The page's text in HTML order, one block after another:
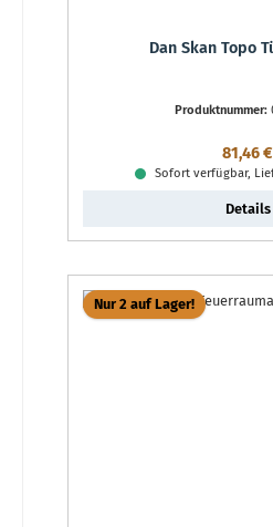
Dan Skan Topo
Produktnummer:
81,46 €
Sofort verfügbar,
Details
Nur 2 auf Lager!